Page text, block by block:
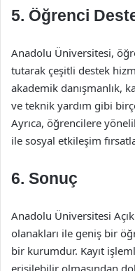
5. Öğrenci
Anadolu Üniversitesi,
tutarak çeşitli destek
akademik danışmanlık,
ve teknik yardım gibi
Ayrıca, öğrencilere
ile sosyal etkileşim
6. Sonuç
Anadolu Üniversitesi
olanakları ile geniş bir
bir kurumdur. Kayıt
erişilebilir olmasından